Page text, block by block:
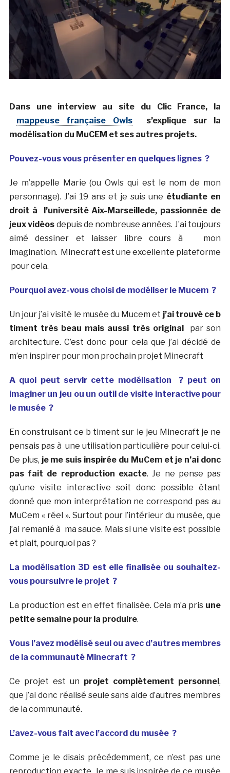
Dans une interview au site du Clic France, la
mappeuse française Owlss’explique sur la
modélisation du MuCEM et ses autres projets.
Pouvez-vous vous présenter en quelques lignes ?
Je m’appelle Marie (ou Owls qui est le nom de mon
personnage). J’ai 19 ans et je suis une étudiante en
droit à l’université Aix-Marseillede, passionnée de
jeux vidéos depuis de nombreuse années. J’ai toujours
aimé dessiner et laisser libre cours à mon
imagination. Minecraft est une excellente plateforme
pour cela.
Pourquoi avez-vous choisi de modéliser le Mucem ?
Un jour j’ai visité le musée du Mucem et j’ai trouvé ce b
timent très beau mais aussi très originalpar son
architecture. C’est donc pour cela que j’ai décidé de
m’en inspirer pour mon prochain projet Minecraft
A quoi peut servir cette modélisation ? peut on
imaginer un jeu ou un outil de visite interactive pour
le musée ?
En construisant ce b timent sur le jeu Minecraft je ne
pensais pas à une utilisation particulière pour celui-ci.
De plus, je me suis inspirée du MuCem et je n’ai donc
pas fait de reproduction exacte. Je ne pense pas
qu’une visite interactive soit donc possible étant
donné que mon interprétation ne correspond pas au
MuCem « réel ». Surtout pour l’intérieur du musée, que
j’ai remanié à ma sauce. Mais si une visite est possible
et plait, pourquoi pas ?
La modélisation 3D est elle finalisée ou souhaitez-
vous poursuivre le projet ?
La production est en effet finalisée. Cela m’a pris une
petite semaine pour la produire.
Vous l’avez modélisé seul ou avec d’autres membres
de la communauté Minecraft ?
Ce projet est un projet complètement personnel,
que j’ai donc réalisé seule sans aide d’autres membres
de la communauté.
L’avez-vous fait avec l’accord du musée ?
Comme je le disais précédemment, ce n’est pas une